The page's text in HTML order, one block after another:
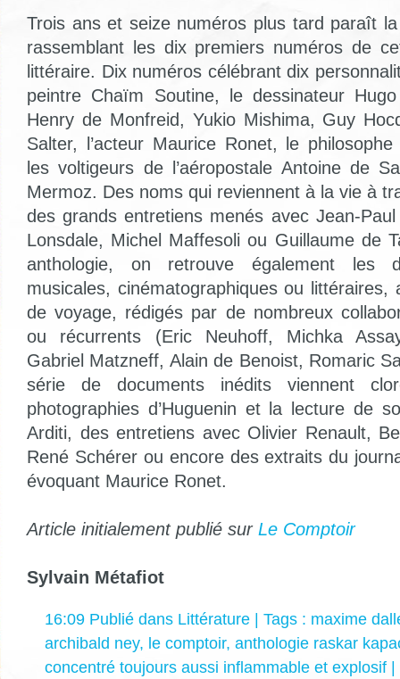
Trois ans et seize numéros plus tard paraît
rassemblant les dix premiers numéros de
littéraire. Dix numéros célébrant dix
peintre Chaïm Soutine, le dessinateur
Henry de Monfreid, Yukio Mishima, Guy
Salter, l’acteur Maurice Ronet, le
les voltigeurs de l’aéropostale Antoine de
Mermoz. Des noms qui reviennent à la vie à
des grands entretiens menés avec Jean-
Lonsdale, Michel Maffesoli ou Guillaume de
anthologie, on retrouve également les
musicales, cinématographiques ou littéraires,
de voyage, rédigés par de nombreux
ou récurrents (Eric Neuhoff, Michka
Gabriel Matzneff, Alain de Benoist, Romaric
série de documents inédits viennent
photographies d’Huguenin et la lecture de
Arditi, des entretiens avec Olivier Renault,
René Schérer ou encore des extraits du
évoquant Maurice Ronet.
Article initialement publié sur Le Comptoir
Sylvain Métafiot
16:09 Publié dans Littérature | Tags : maxime
archibald ney, le comptoir, anthologie raskar
concentré toujours aussi inflammable et explosif |